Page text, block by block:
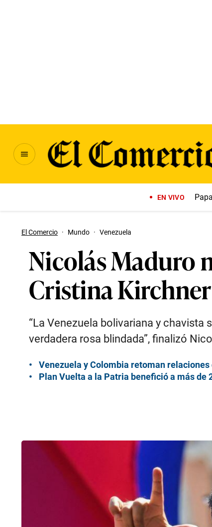
EN VIVO
El Comercio · Mundo · Venezuela
Nicolás Maduro
Cristina Kirchner
“La Venezuela bolivariana y
verdadera rosa blindada”, finalizó
Venezuela y Colombia retoman
Plan Vuelta a la Patria benefició a más de